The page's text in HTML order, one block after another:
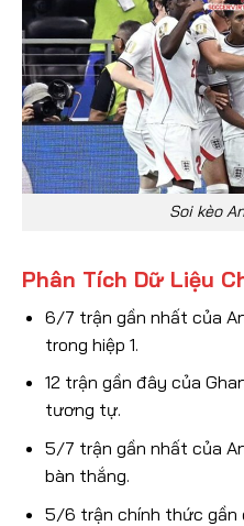
Soi kèo
Phân Tích Dữ Liệu
6/7 trận gần nhất của
trong hiệp 1.
12 trận gần đây của
tương tự.
5/7 trận gần nhất của
bàn thắng.
5/6 trận chính thức gần